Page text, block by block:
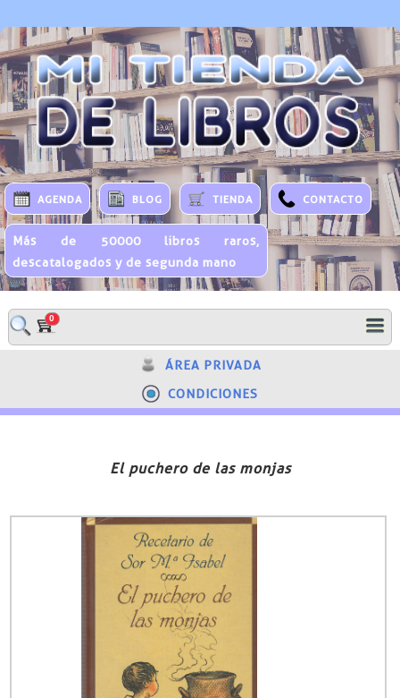
AGENDA BLOG TIENDA CONTACTO
Más de 50000 libros raros,
descatalogados y de segunda mano
0
ÁREA PRIVADA
CONDICIONES
El puchero de las monjas